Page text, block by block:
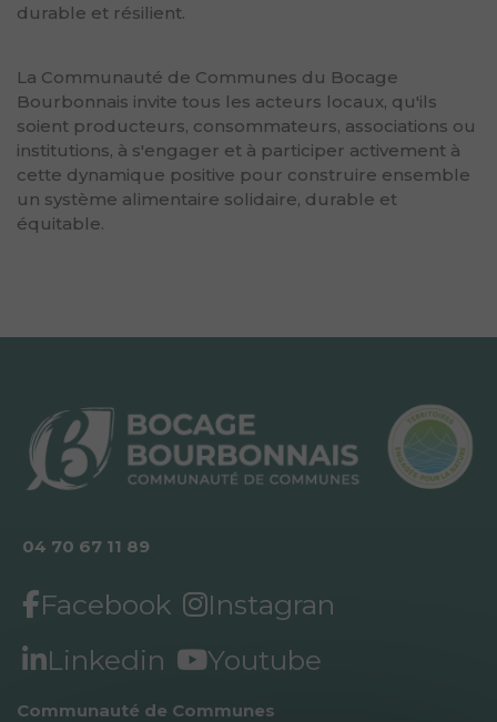
durable et résilient.
La Communauté de Communes du Bocage
Bourbonnais invite tous les acteurs locaux, qu'ils
soient producteurs, consommateurs, associations ou
institutions, à s'engager et à participer activement à
cette dynamique positive pour construire ensemble
un système alimentaire solidaire, durable et
équitable.
04 70 67 11 89
Facebook
Instagran
Linkedin
Youtube
Communauté de Communes